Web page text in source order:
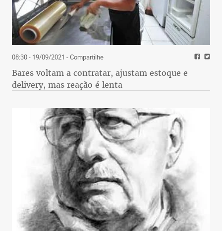
08:30 - 19/09/2021 - Compartilhe
Bares voltam a contratar, ajustam estoque e
delivery, mas reação é lenta